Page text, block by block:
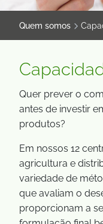
Quem somos
Quer prever o
antes de investir
produtos?
Em nossos 12
agricultura e
variedade de
que avaliam o
proporcionam a